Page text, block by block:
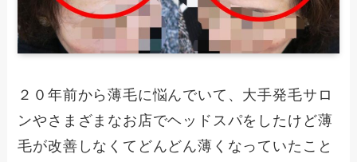
２０年前から薄毛に悩んでいて、大手発毛サロ
ンやさまざまなお店でヘッドスパをしたけど薄
毛が改善しなくてどんどん薄くなっていたこと